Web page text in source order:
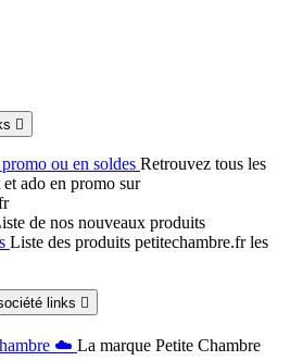

ou en soldes Retrouvez tous les
ado en promo sur
de nos nouveaux produits
Liste des produits petitechambre.fr les
links 
☁️ La marque Petite Chambre